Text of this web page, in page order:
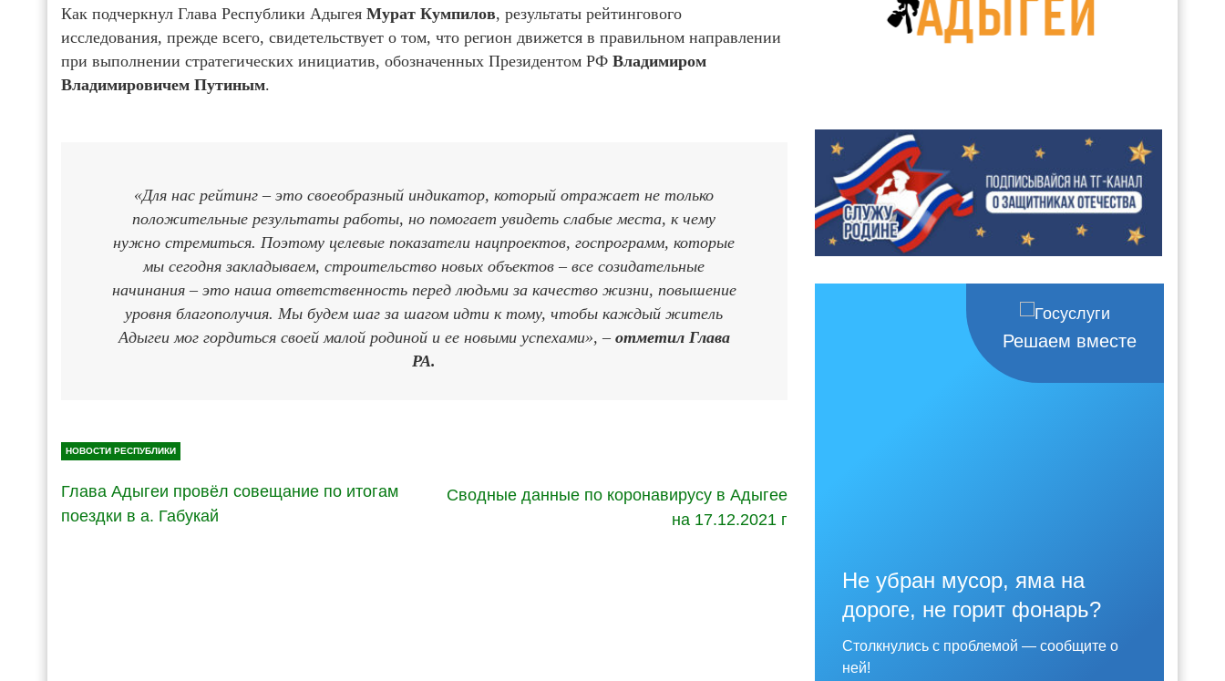
Как подчеркнул Глава Республики Адыгея Мурат Кумпилов, результаты рейтингового
исследования, прежде всего, свидетельствует о том, что регион движется в правильном направлении
при выполнении стратегических инициатив, обозначенных Президентом РФ Владимиром
Владимировичем Путиным.
«Для нас рейтинг – это своеобразный индикатор, который отражает не только
положительные результаты работы, но помогает увидеть слабые места, к чему
нужно стремиться. Поэтому целевые показатели нацпроектов, госпрограмм, которые
мы сегодня закладываем, строительство новых объектов – все созидательные
начинания – это наша ответственность перед людьми за качество жизни, повышение
уровня благополучия. Мы будем шаг за шагом идти к тому, чтобы каждый житель
Адыгеи мог гордиться своей малой родиной и ее новыми успехами», –отметил Глава
РА.
НОВОСТИ РЕСПУБЛИКИ
Глава Адыгеи провёл совещание по итогам
поездки в а. Габукай
Сводные данные по коронавирусу в Адыгее
на 17.12.2021 г
Решаем вместе
Не убран мусор, яма на
дороге, не горит фонарь?
Столкнулись с проблемой — сообщите о
ней!